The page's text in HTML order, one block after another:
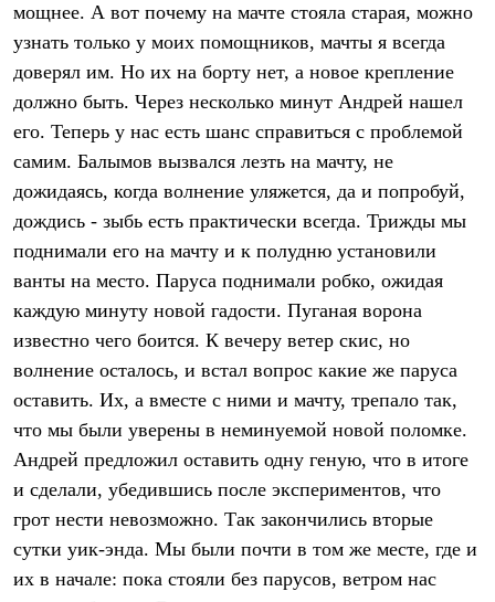
мощнее. А вот почему на мачте стояла старая, можно
узнать только у моих помощников, мачты я всегда
доверял им. Но их на борту нет, а новое крепление
должно быть. Через несколько минут Андрей нашел
его. Теперь у нас есть шанс справиться с проблемой
самим. Балымов вызвался лезть на мачту, не
дожидаясь, когда волнение уляжется, да и попробуй,
дождись - зыбь есть практически всегда. Трижды мы
поднимали его на мачту и к полудню установили
ванты на место. Паруса поднимали робко, ожидая
каждую минуту новой гадости. Пуганая ворона
известно чего боится. К вечеру ветер скис, но
волнение осталось, и встал вопрос какие же паруса
оставить. Их, а вместе с ними и мачту, трепало так,
что мы были уверены в неминуемой новой поломке.
Андрей предложил оставить одну геную, что в итоге
и сделали, убедившись после экспериментов, что
грот нести невозможно. Так закончились вторые
сутки уик-энда. Мы были почти в том же месте, где и
их в начале: пока стояли без парусов, ветром нас